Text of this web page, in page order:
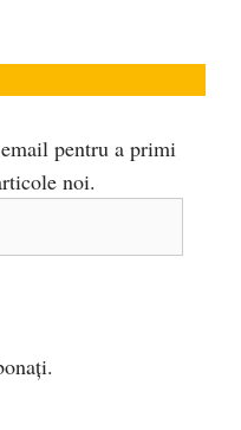
pentru a primi
noi.